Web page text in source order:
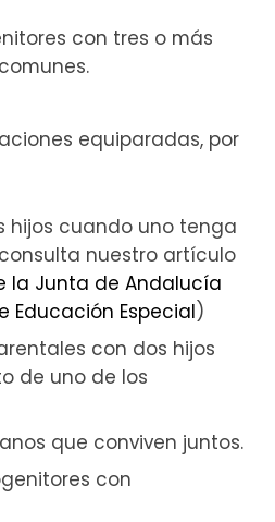
con tres o más
equiparadas, por
hijos cuando uno tenga
nuestro artículo
la Junta de Andalucía
Educación Especial)
con dos hijos
de uno de los
que conviven juntos.
con